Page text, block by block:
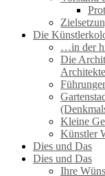
Die
…in der
Die
Kleine
Künstler
Dies und Das
Dies und Das
Ihre